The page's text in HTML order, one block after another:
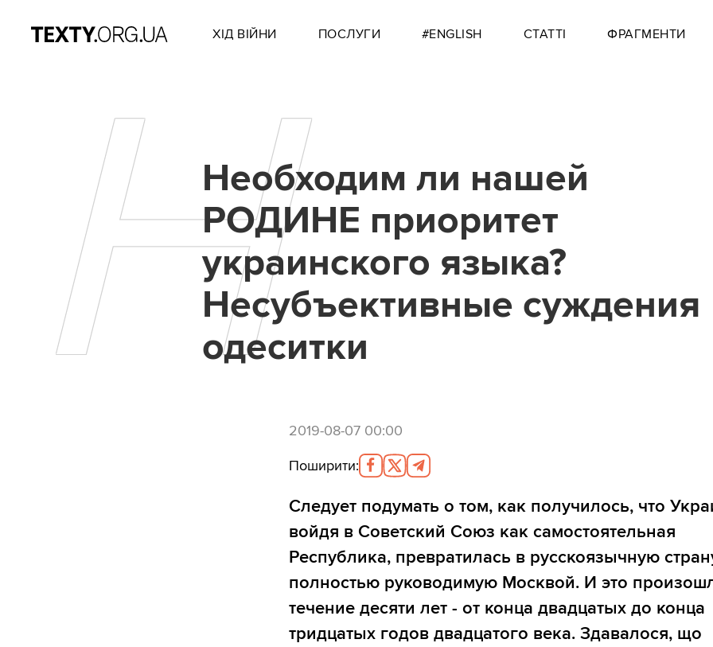
ХІД ВІЙНИ ПОСЛУГИ #ENGLISH СТАТТІ ФРАГМЕНТИ
ННеобходим ли нашей
РОДИНЕ приоритет
украинского языка?
Несубъективные суждения
одеситки
2019-08-07 00:00
Поширити:
Следует подумать о том, как получилось, что
войдя в Советский Союз как самостоятельная
Республика, превратилась в русскоязычную
полностью руководимую Москвой. И это
течение десяти лет - от конца двадцатых до конца
тридцатых годов двадцатого века. Здавалося, що